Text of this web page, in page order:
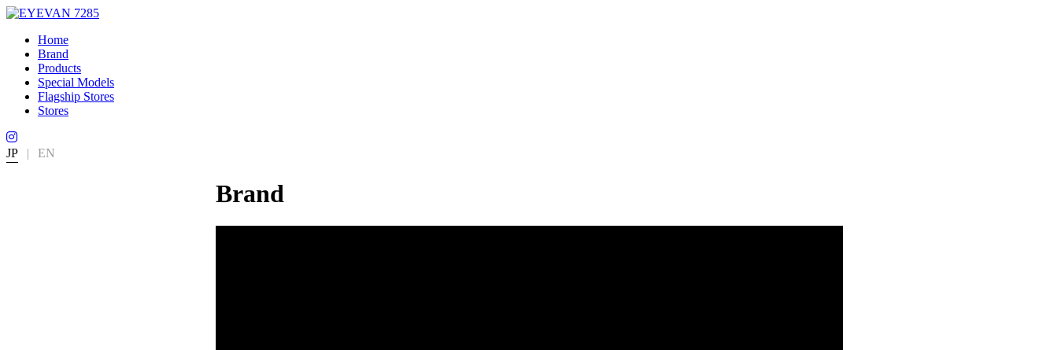
Home
Brand
Products
Special Models
Flagship Stores
Stores
JP | EN
Brand